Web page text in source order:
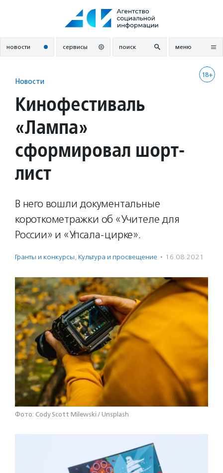
новости сервисы поиск меню
18+
Новости
Кинофестиваль
«Лампа»
сформировал шорт-
лист
В него вошли документальные
короткометражки об «Учителе для
России» и «Упсала-цирке».
Гранты и конкурсы, Культура и просвещение · 16.08.2021
Фото: Cody Scott Milewski / Unsplash